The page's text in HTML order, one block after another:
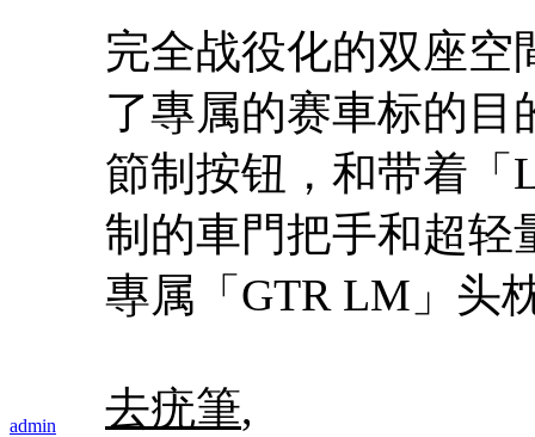
admin
完全战役化的双座空
了專属的赛車标的目
節制按钮，和带着
制的車門把手和超轻
專属「GTR LM」头
去疣筆,